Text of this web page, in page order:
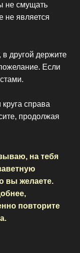
не смущать
не является
в другой держите
Если
справа
продолжая
на тебя
вы желаете.
повторите